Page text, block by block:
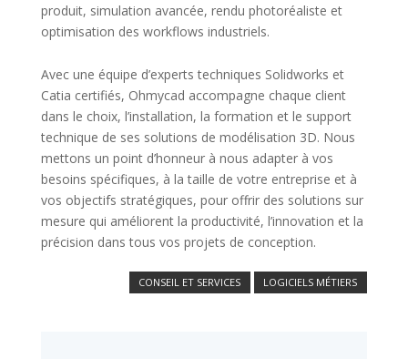
produit, simulation avancée, rendu photoréaliste et
optimisation des workflows industriels.
Avec une équipe d’experts techniques Solidworks et
Catia certifiés, Ohmycad accompagne chaque client
dans le choix, l’installation, la formation et le support
technique de ses solutions de modélisation 3D. Nous
mettons un point d’honneur à nous adapter à vos
besoins spécifiques, à la taille de votre entreprise et à
vos objectifs stratégiques, pour offrir des solutions sur
mesure qui améliorent la productivité, l’innovation et la
précision dans tous vos projets de conception.
CONSEIL ET SERVICES LOGICIELS MÉTIERS